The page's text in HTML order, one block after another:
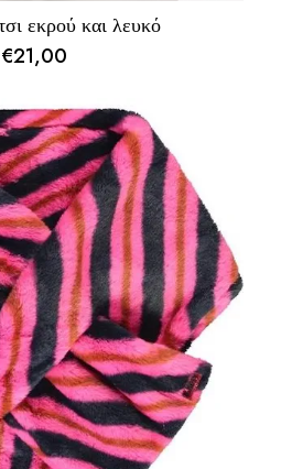
εκρού και λευκό
€21,00